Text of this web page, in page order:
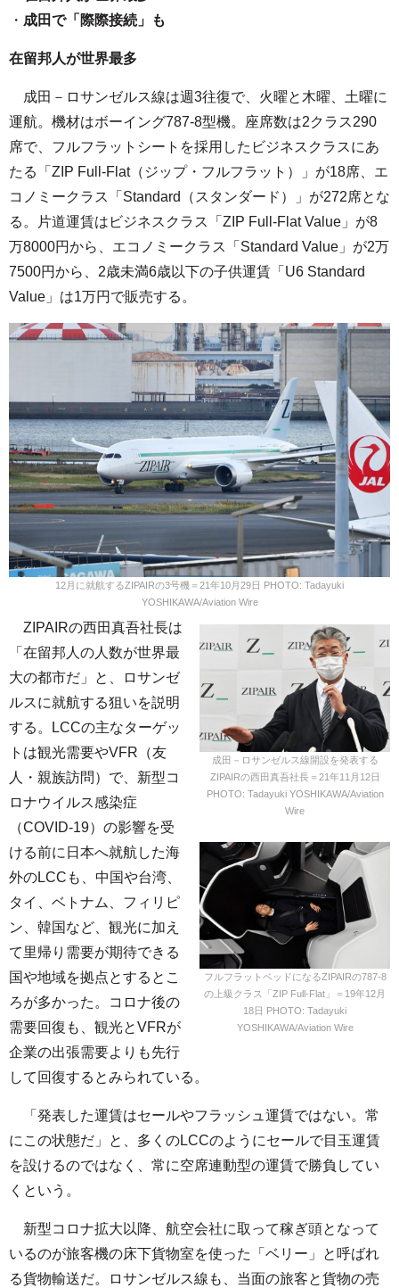
・ 成田で「際際接続」も
在留邦人が世界最多
成田－ロサンゼルス線は週3往復で、火曜と木曜、土曜に
運航。機材はボーイング787-8型機。座席数は2クラス290
席で、フルフラットシートを採用したビジネスクラスにあ
たる「ZIP Full-Flat（ジップ・フルフラット）」が18席、エ
コノミークラス「Standard（スタンダード）」が272席とな
る。片道運賃はビジネスクラス「ZIP Full-Flat Value」が8
万8000円から、エコノミークラス「Standard Value」が2万
7500円から、2歳未満6歳以下の子供運賃「U6 Standard
Value」は1万円で販売する。
12月に就航するZIPAIRの3号機＝21年10月29日 PHOTO: Tadayuki
YOSHIKAWA/Aviation Wire
成田－ロサンゼルス線開設を発表する
ZIPAIRの西田真吾社長＝21年11月12日
PHOTO: Tadayuki YOSHIKAWA/Aviation
Wire
フルフラットベッドになるZIPAIRの787-8
の上級クラス「ZIP Full-Flat」＝19年12月
18日 PHOTO: Tadayuki
YOSHIKAWA/Aviation Wire
ZIPAIRの西田真吾社長は
「在留邦人の人数が世界最
大の都市だ」と、ロサンゼ
ルスに就航する狙いを説明
する。LCCの主なターゲッ
トは観光需要やVFR（友
人・親族訪問）で、新型コ
ロナウイルス感染症
（COVID-19）の影響を受
ける前に日本へ就航した海
外のLCCも、中国や台湾、
タイ、ベトナム、フィリピ
ン、韓国など、観光に加え
て里帰り需要が期待できる
国や地域を拠点とするとこ
ろが多かった。コロナ後の
需要回復も、観光とVFRが
企業の出張需要よりも先行
して回復するとみられている。
「発表した運賃はセールやフラッシュ運賃ではない。常
にこの状態だ」と、多くのLCCのようにセールで目玉運賃
を設けるのではなく、常に空席連動型の運賃で勝負してい
くという。
新型コロナ拡大以降、航空会社に取って稼ぎ頭となって
いるのが旅客機の床下貨物室を使った「ベリー」と呼ばれ
る貨物輸送だ。ロサンゼルス線も、当面の旅客と貨物の売